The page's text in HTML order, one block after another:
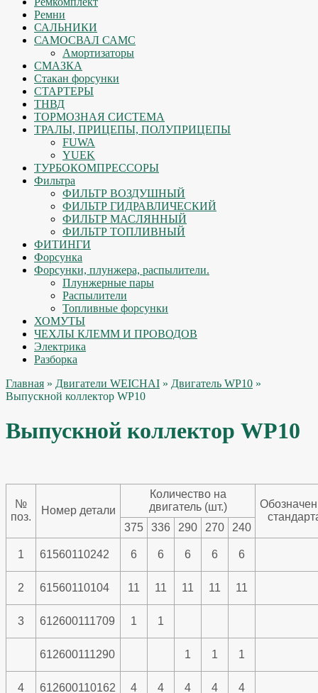
Ремни
САЛЬНИКИ
САМОСВАЛ САМС
Амортизаторы
СМАЗКА
Стакан форсунки
СТАРТЕРЫ
ТНВД
ТОРМОЗНАЯ СИСТЕМА
ТРАЛЫ, ПРИЦЕПЫ, ПОЛУПРИЦЕПЫ
FUWA
YUEK
ТУРБОКОМПРЕССОРЫ
Фильтра
ФИЛЬТР ВОЗДУШНЫЙ
ФИЛЬТР ГИДРАВЛИЧЕСКИЙ
ФИЛЬТР МАСЛЯННЫЙ
ФИЛЬТР ТОПЛИВНЫЙ
ФИТИНГИ
Форсунка
Форсунки, плунжера, распылители.
Плунжерные пары
Распылители
Топливные форсунки
ХОМУТЫ
ЧЕХЛЫ КЛЕММ И ПРОВОДОВ
Электрика
Разборка
Главная » Двигатели WEICHAI » Двигатель WP10 »
Выпускной коллектор WP10
Выпускной коллектор WP10
№
поз.
Номер детали
Количество на
двигатель (шт.)
375
336 290 270 240
1 61560110242 6 6 6 6 6
2 61560110104 11 11 11 11 11
3 612600111709 1 1
612600111290 1 1 1
4 612600110162 4 4 4 4 4